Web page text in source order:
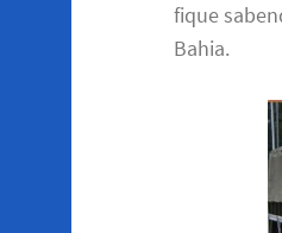
fique
Bahia.